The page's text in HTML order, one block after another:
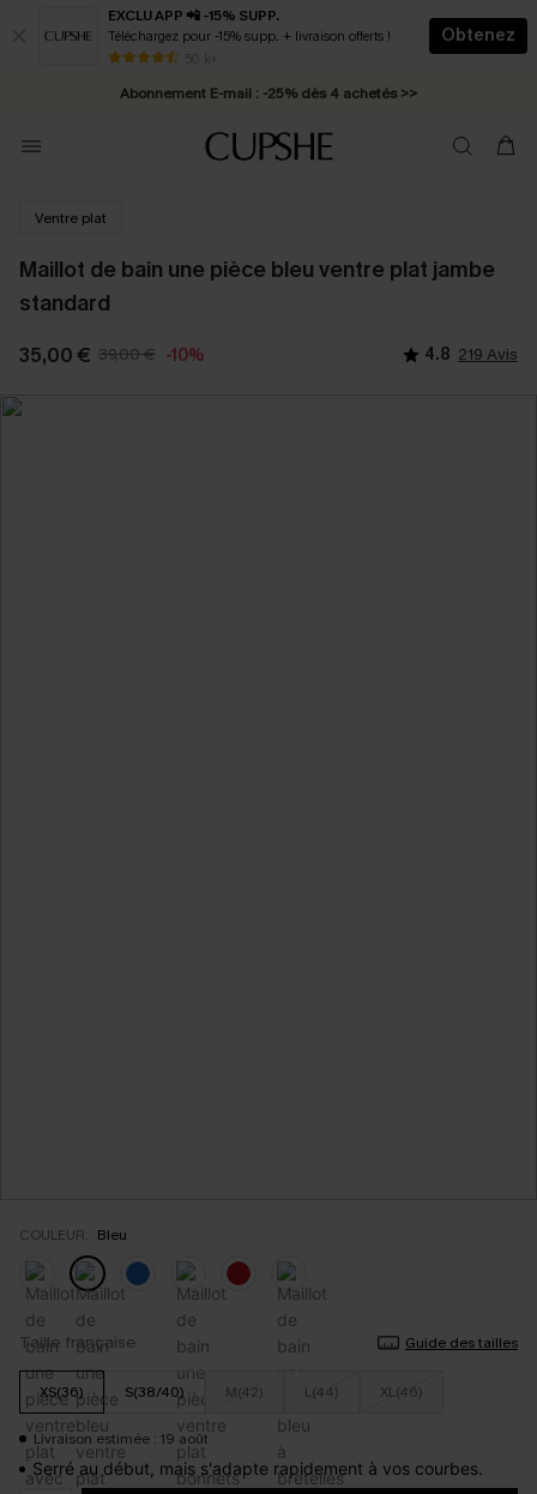
EXCLU APP 📲 -15% SUPP.
Téléchargez pour -15% supp. + livraison offerts !
50 k+
Obtenez
* Livraison éclair 2-3 jours ouvrés >>
Abonnement E-mail : -25% dès 4 achetés >>
Ventre plat
Maillot de bain une pièce bleu ventre plat jambe
standard
35,00 € 39,00 € -10% 4.8 219 Avis
COULEUR: Bleu
Taille française Guide des tailles
XS(36) S(38/40) M(42) L(44) XL(46)
Livraison estimée : 19 août
Serré au début, mais s'adapte rapidement à vos courbes.